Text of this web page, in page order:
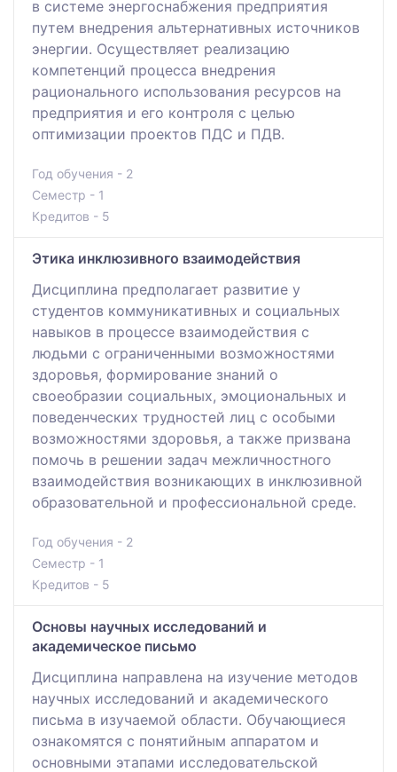
в системе энергоснабжения предприятия
путем внедрения альтернативных источников
энергии. Осуществляет реализацию
компетенций процесса внедрения
рационального использования ресурсов на
предприятия и его контроля с целью
оптимизации проектов ПДС и ПДВ.
Год обучения - 2
Семестр - 1
Кредитов - 5
Этика инклюзивного взаимодействия
Дисциплина предполагает развитие у
студентов коммуникативных и социальных
навыков в процессе взаимодействия с
людьми с ограниченными возможностями
здоровья, формирование знаний о
своеобразии социальных, эмоциональных и
поведенческих трудностей лиц с особыми
возможностями здоровья, а также призвана
помочь в решении задач межличностного
взаимодействия возникающих в инклюзивной
образовательной и профессиональной среде.
Год обучения - 2
Семестр - 1
Кредитов - 5
Основы научных исследований и
академическое письмо
Дисциплина направлена на изучение методов
научных исследований и академического
письма в изучаемой области. Обучающиеся
ознакомятся с понятийным аппаратом и
основными этапами исследовательской